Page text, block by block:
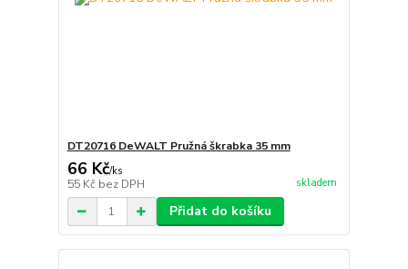
DT20716 DeWALT Pružná škrabka 35 mm
66 Kč/ks
55 Kč bez DPH skladem
Přidat do košíku